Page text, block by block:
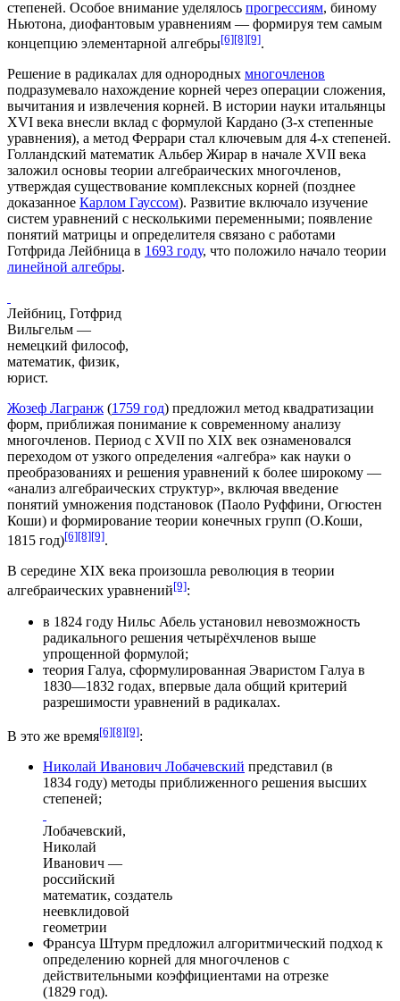
степеней. Особое внимание уделялось прогрессиям, биному
Ньютона, диофантовым уравнениям — формируя тем самым
концепцию элементарной алгебры[6][8][9].
Решение в радикалах для однородных многочленов
подразумевало нахождение корней через операции сложения,
вычитания и извлечения корней. В истории науки итальянцы
XVI века внесли вклад с формулой Кардано (3-х степенные
уравнения), а метод Феррари стал ключевым для 4-х степеней.
Голландский математик Альбер Жирар в начале XVII века
заложил основы теории алгебраических многочленов,
утверждая существование комплексных корней (позднее
доказанное Карлом Гауссом). Развитие включало изучение
систем уравнений с несколькими переменными; появление
понятий матрицы и определителя связано с работами
Готфрида Лейбница в 1693 году, что положило начало теории
линейной алгебры.
Лейбниц, Готфрид
Вильгельм —
немецкий философ,
математик, физик,
юрист.
Жозеф Лагранж (1759 год) предложил метод квадратизации
форм, приближая понимание к современному анализу
многочленов. Период с XVII по XIX век ознаменовался
переходом от узкого определения «алгебра» как науки о
преобразованиях и решения уравнений к более широкому —
«анализ алгебраических структур», включая введение
понятий умножения подстановок (Паоло Руффини, Огюстен
Коши) и формирование теории конечных групп (О.Коши,
1815 год)[6][8][9].
В середине XIX века произошла революция в теории
алгебраических уравнений[9]:
в 1824 году Нильс Абель установил невозможность
радикального решения четырёхчленов выше
упрощенной формулой;
теория Галуа, сформулированная Эваристом Галуа в
1830—1832 годах, впервые дала общий критерий
разрешимости уравнений в радикалах.
В это же время[6][8][9]:
Николай Иванович Лобачевский представил (в
1834 году) методы приближенного решения высших
степеней;
Лобачевский,
Николай
Иванович —
российский
математик, создатель
неевклидовой
геометрии
Франсуа Штурм предложил алгоритмический подход к
определению корней для многочленов с
действительными коэффициентами на отрезке
(1829 год).